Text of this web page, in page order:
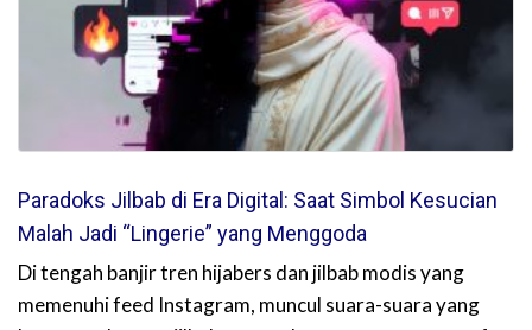
Paradoks Jilbab di Era Digital: Saat Simbol Kesucian
Malah Jadi “Lingerie” yang Menggoda
Di tengah banjir tren hijabers dan jilbab modis yang
memenuhi feed Instagram, muncul suara-suara yang